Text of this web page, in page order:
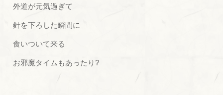
外道が元気過ぎて
針を下ろした瞬間に
食いついて来る
お邪魔タイムもあったり?